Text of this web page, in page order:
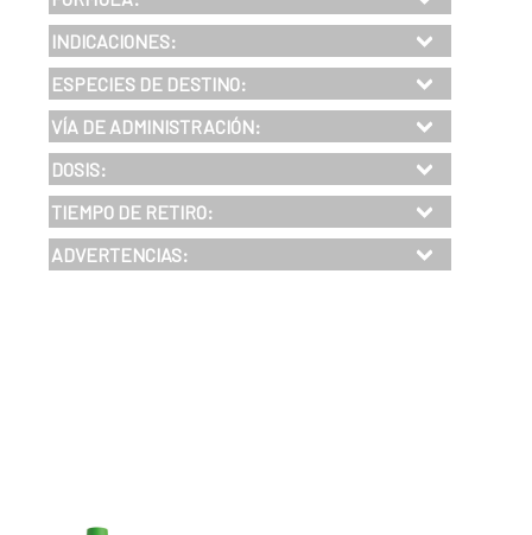
INDICACIONES:
ESPECIES DE DESTINO:
VÍA DE ADMINISTRACIÓN:
DOSIS:
TIEMPO DE RETIRO:
ADVERTENCIAS: